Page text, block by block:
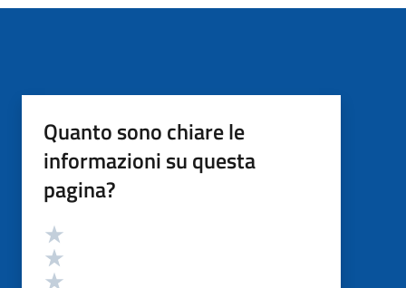
Quanto sono chiare le
informazioni su questa
pagina?
Valutazione